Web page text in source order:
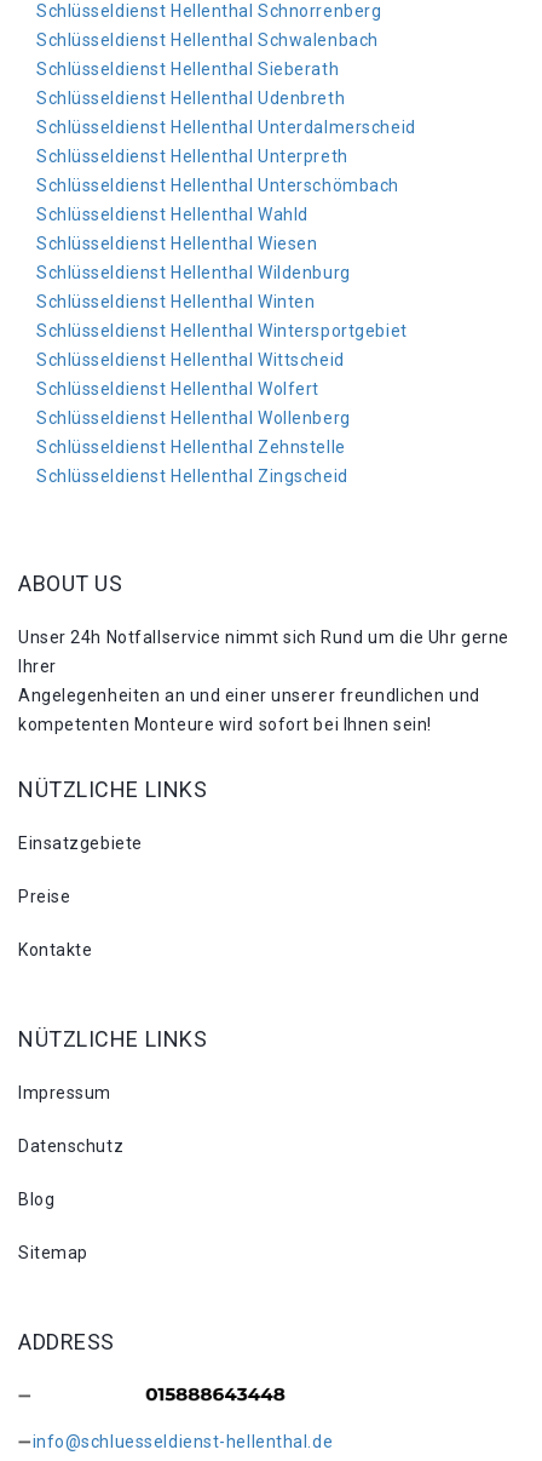
Schlüsseldienst Hellenthal Schnorrenberg
Schlüsseldienst Hellenthal Schwalenbach
Schlüsseldienst Hellenthal Sieberath
Schlüsseldienst Hellenthal Udenbreth
Schlüsseldienst Hellenthal Unterdalmerscheid
Schlüsseldienst Hellenthal Unterpreth
Schlüsseldienst Hellenthal Unterschömbach
Schlüsseldienst Hellenthal Wahld
Schlüsseldienst Hellenthal Wiesen
Schlüsseldienst Hellenthal Wildenburg
Schlüsseldienst Hellenthal Winten
Schlüsseldienst Hellenthal Wintersportgebiet
Schlüsseldienst Hellenthal Wittscheid
Schlüsseldienst Hellenthal Wolfert
Schlüsseldienst Hellenthal Wollenberg
Schlüsseldienst Hellenthal Zehnstelle
Schlüsseldienst Hellenthal Zingscheid
ABOUT US
Unser 24h Notfallservice nimmt sich Rund um die Uhr gerne
Ihrer
Angelegenheiten an und einer unserer freundlichen und
kompetenten Monteure wird sofort bei Ihnen sein!
NÜTZLICHE LINKS
Einsatzgebiete
Preise
Kontakte
NÜTZLICHE LINKS
Impressum
Datenschutz
Blog
Sitemap
ADDRESS
info@schluesseldienst-hellenthal.de